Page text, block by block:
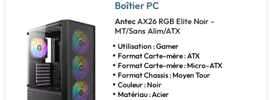
Boîtier PC
Antec AX26 RGB Elite Noir -
MT/Sans Alim/ATX
Utilisation : Gamer
Format Carte-mère : ATX
Format Carte-mère : Micro-ATX
Format Chassis : Moyen Tour
Couleur : Noir
Matériau : Acier